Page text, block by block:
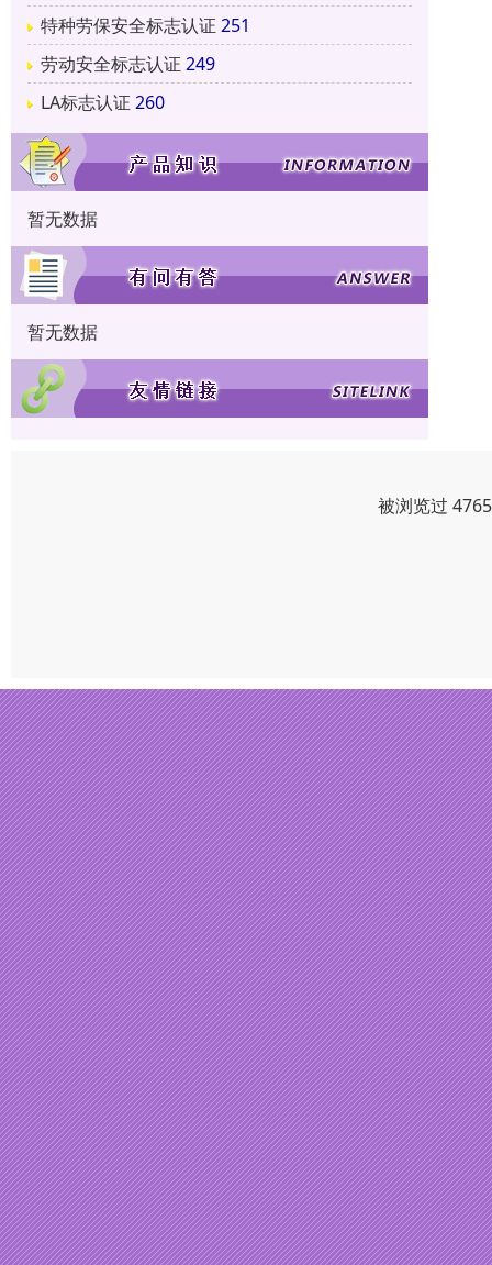
特种劳保安全标志认证 251
劳动安全标志认证 249
LA标志认证 260
暂无数据
暂无数据
被浏览过